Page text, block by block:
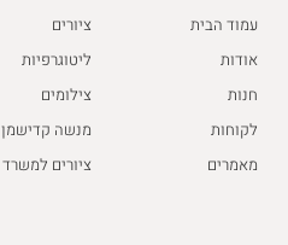
עמוד הבית
אודות
חנות
לקוחות
מאמרים
ציורים
ליטוגרפיות
צילומים
מנשה קדישמן
ציורים למשרד